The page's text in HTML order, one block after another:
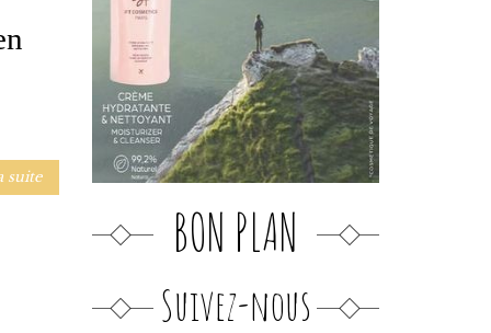
suite
BON PLAN
Suivez-nous